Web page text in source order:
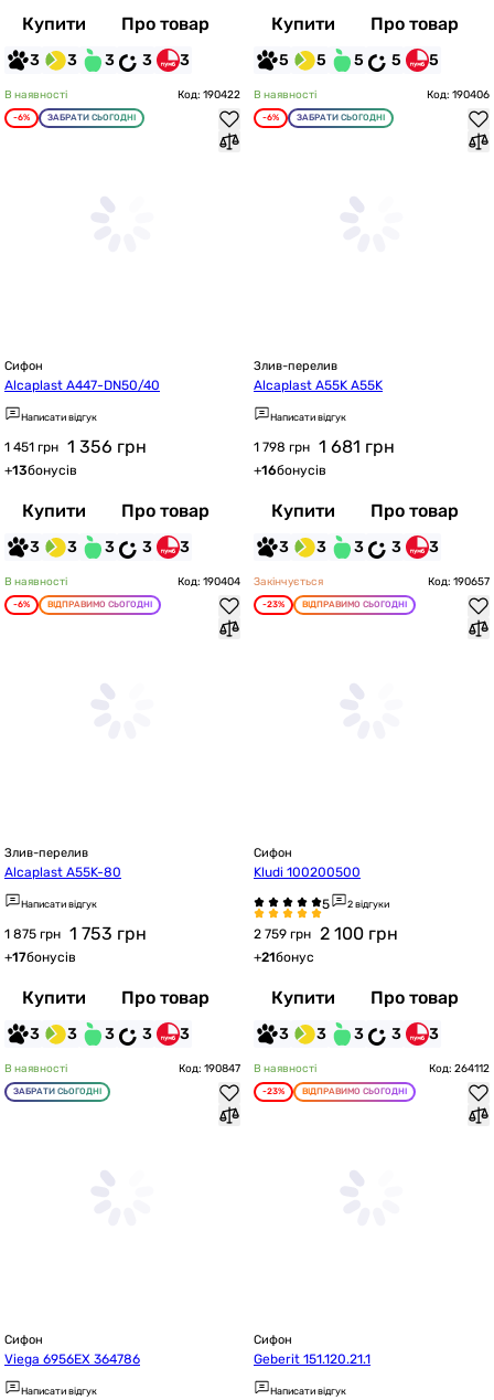
Купити Про товар
3 3 3 3 3
Купити Про товар
5 5 5 5 5
В наявності Код: 190422
-6% ЗАБРАТИ СЬОГОДНІ
Сифон
Alcaplast A447-DN50/40
Написати відгук
1 451 грн 1 356 грн
+13бонусів
Купити Про товар
3 3 3 3 3
В наявності Код: 190406
-6% ЗАБРАТИ СЬОГОДНІ
Злив-перелив
Alcaplast A55K A55K
Написати відгук
1 798 грн 1 681 грн
+16бонусів
Купити Про товар
3 3 3 3 3
В наявності Код: 190404
-6% ВІДПРАВИМО СЬОГОДНІ
Злив-перелив
Alcaplast A55K-80
Написати відгук
1 875 грн 1 753 грн
+17бонусів
Купити Про товар
3 3 3 3 3
Закінчується Код: 190657
-23% ВІДПРАВИМО СЬОГОДНІ
Сифон
Kludi 100200500
2 відгуки
2 759 грн 2 100 грн
+21бонус
Купити Про товар
3 3 3 3 3
В наявності Код: 190847
ЗАБРАТИ СЬОГОДНІ
Сифон
Viega 6956EX 364786
Написати відгук
В наявності Код: 264112
-23% ВІДПРАВИМО СЬОГОДНІ
Сифон
Geberit 151.120.21.1
Написати відгук